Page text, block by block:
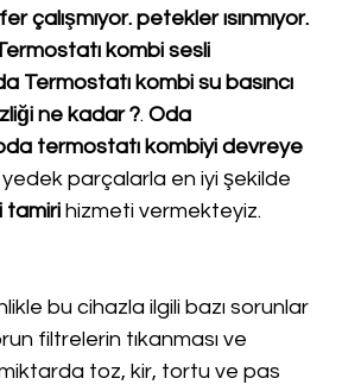
çalışmıyor. petekler ısınmıyor.
kombi sesli
Termostatı kombi su basıncı
ne kadar ?. Oda
termostatı kombiyi devreye
parçalarla en iyi şekilde
tamiri hizmeti vermekteyiz.
bu cihazla ilgili bazı sorunlar
filtrelerin tıkanması ve
miktarda toz, kir, tortu ve pas